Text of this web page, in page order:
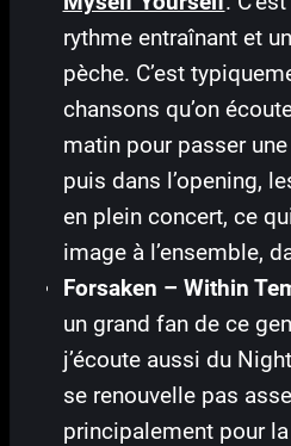
rythme entraînant et
pèche. C’est
chansons qu’on
matin pour passer
puis dans l’opening,
en plein concert, ce
image à l’ensemble,
Forsaken – Within
un grand fan de ce
j’écoute aussi du
se renouvelle pas
principalement pour